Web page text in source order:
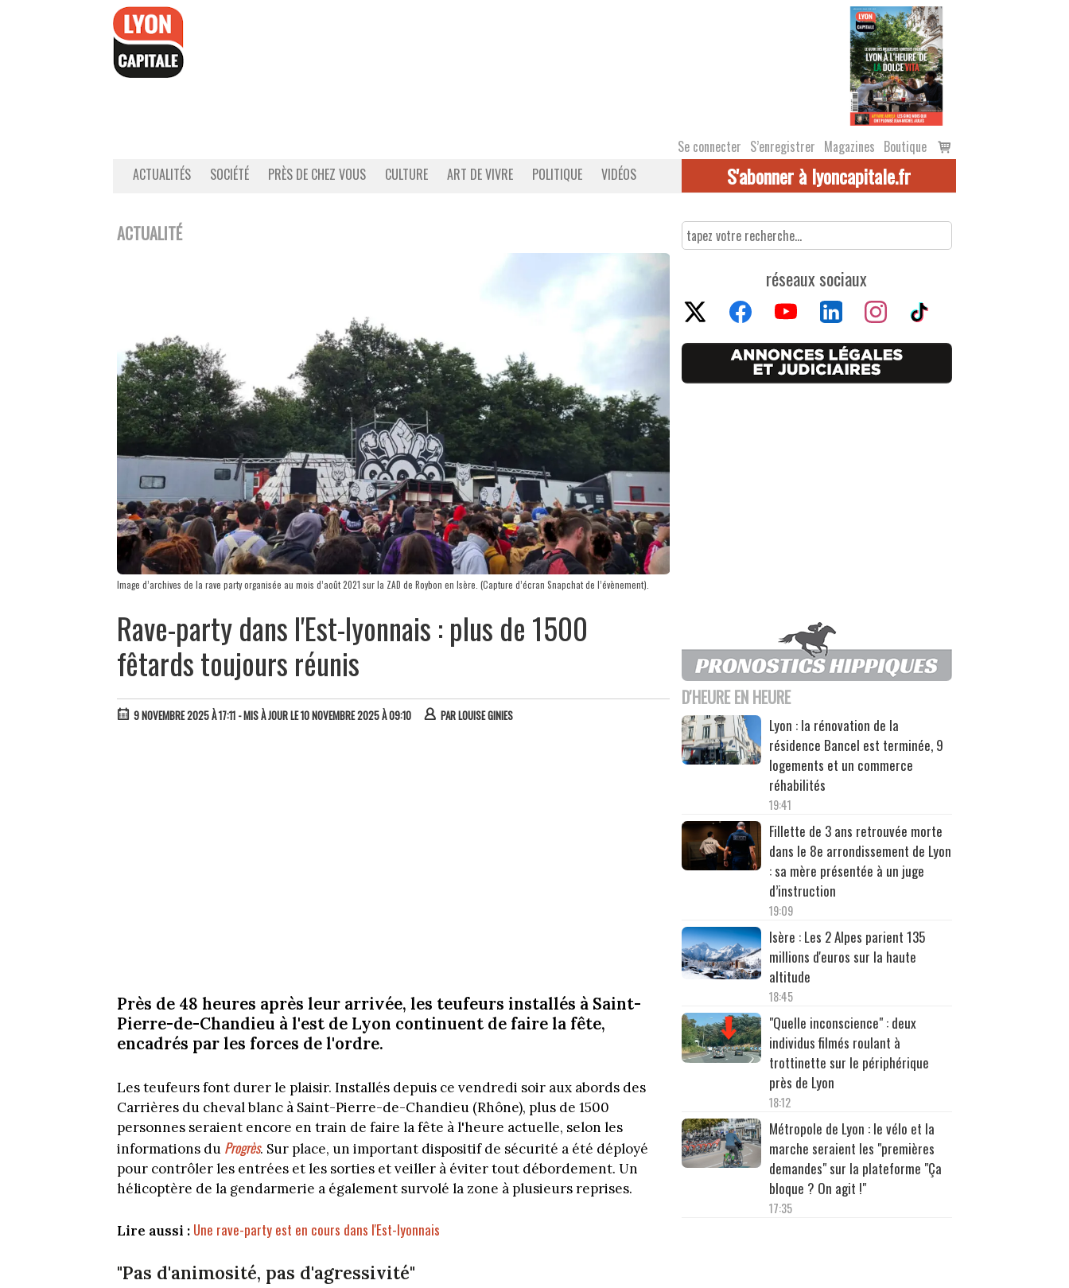
Se connecter S’enregistrer Magazines Boutique
Voir
le
ACTUALITÉS SOCIÉTÉ PRÈS DE CHEZ VOUS CULTURE ART DE VIVRE POLITIQUE VIDÉOS S'abonner à lyoncapitale.fr
ACTUALITÉ
Image d’archives de la rave party organisée au mois d’août 2021 sur la ZAD de Roybon en Isère. (Capture d’écran Snapchat de l’évènement).
Rave-party dans l'Est-lyonnais : plus de 1500
fêtards toujours réunis
9 NOVEMBRE 2025 À 17:11 - MIS À JOUR LE 10 NOVEMBRE 2025 À 09:10 PARLOUISE GINIES
Près de 48 heures après leur arrivée, les teufeurs installés à Saint-
Pierre-de-Chandieu à l'est de Lyon continuent de faire la fête,
encadrés par les forces de l'ordre.
Les teufeurs font durer le plaisir. Installés depuis ce vendredi soir aux abords des
Carrières du cheval blanc à Saint-Pierre-de-Chandieu (Rhône), plus de 1500
personnes seraient encore en train de faire la fête à l'heure actuelle, selon les
informations du Progrès. Sur place, un important dispositif de sécurité a été déployé
pour contrôler les entrées et les sorties et veiller à éviter tout débordement. Un
hélicoptère de la gendarmerie a également survolé la zone à plusieurs reprises.
Lire aussi : Une rave-party est en cours dans l'Est-lyonnais
"Pas d'animosité, pas d'agressivité"
réseaux sociaux
D'HEURE EN HEURE
Lyon : la rénovation de la
résidence Bancel est terminée, 9
logements et un commerce
réhabilités
19:41
Fillette de 3 ans retrouvée morte
dans le 8e arrondissement de Lyon
: sa mère présentée à un juge
d’instruction
19:09
Isère : Les 2 Alpes parient 135
millions d'euros sur la haute
altitude
18:45
"Quelle inconscience" : deux
individus filmés roulant à
trottinette sur le périphérique
près de Lyon
18:12
Métropole de Lyon : le vélo et la
marche seraient les "premières
demandes" sur la plateforme "Ça
bloque ? On agit !"
17:35